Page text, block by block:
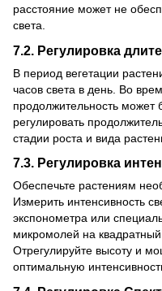
расстояние может не
света.
7.2. Регулировка
В период вегетации
часов света в день. Во
продолжительность
регулировать
стадии роста и вида
7.3. Регулировка
Обеспечьте растениям
Измерить интенсивность
экспонометра или
микромолей на
Отрегулируйте высоту и
оптимальную